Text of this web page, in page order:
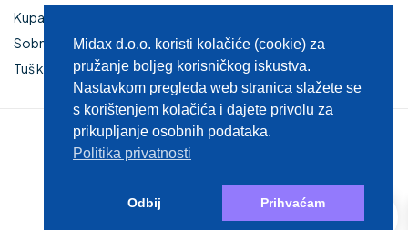
Kupaonski namještaj
Sobna vrata
Tuš kabine i kade
Kupaonski namještaj
Zaštita privatnosti
© 2025 MIDAX d.o.o.
Midax d.o.o. koristi kolačiće (cookie) za
pružanje boljeg korisničkog iskustva.
Nastavkom pregleda web stranica slažete se
s korištenjem kolačića i dajete privolu za
prikupljanje osobnih podataka.
Politika privatnosti
Odbij Prihvaćam